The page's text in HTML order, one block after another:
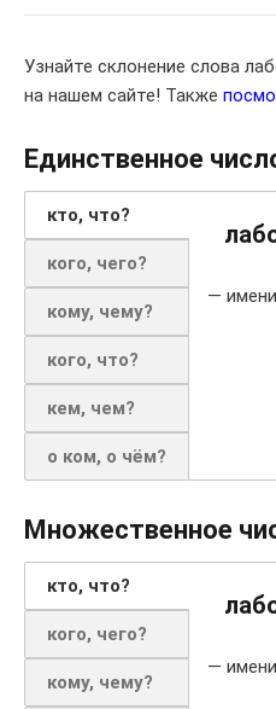
Узнайте склонение слова
на нашем сайте! Также
Единственное
кто, что?
кого, чего?
кому, чему?
кого, что?
кем, чем?
о ком, о чём?
—
Множественное
кто, что?
кого, чего?
кому, чему?
—